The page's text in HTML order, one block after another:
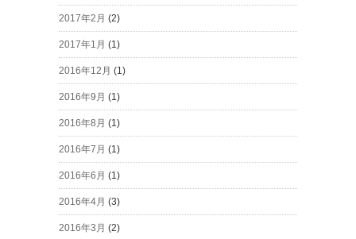
2017年2月 (2)
2017年1月 (1)
2016年12月 (1)
2016年9月 (1)
2016年8月 (1)
2016年7月 (1)
2016年6月 (1)
2016年4月 (3)
2016年3月 (2)